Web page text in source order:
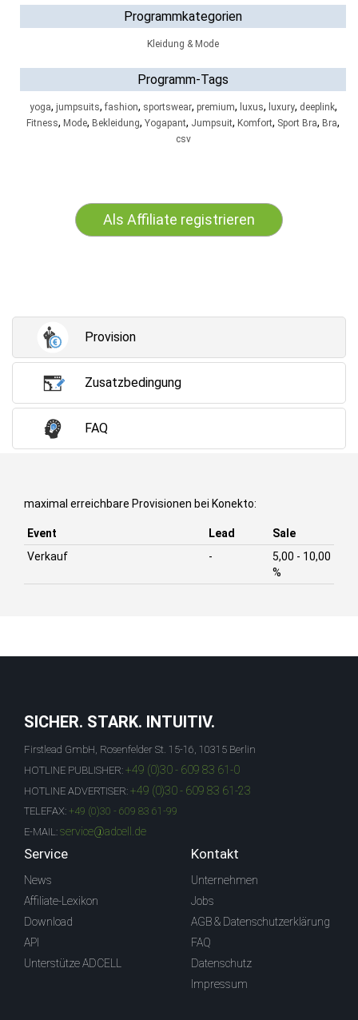
Programmkategorien
Kleidung & Mode
Programm-Tags
yoga, jumpsuits, fashion, sportswear, premium, luxus, luxury, deeplink,
Fitness, Mode, Bekleidung, Yogapant, Jumpsuit, Komfort, Sport Bra, Bra,
csv
Als Affiliate registrieren
Provision
Zusatzbedingung
FAQ
maximal erreichbare Provisionen bei Konekto:
Event Lead
Sale
Verkauf
-
5,00 - 10,00
%
SICHER. STARK. INTUITIV.
Firstlead GmbH, Rosenfelder St. 15-16, 10315 Berlin
HOTLINE PUBLISHER: +49 (0)30 - 609 83 61-0
HOTLINE ADVERTISER: +49 (0)30 - 609 83 61-23
TELEFAX: +49 (0)30 - 609 83 61-99
E-MAIL: service@adcell.de
Service
News
Affiliate-Lexikon
Download
API
Unterstütze ADCELL
Kontakt
Unternehmen
Jobs
AGB & Datenschutzerklärung
FAQ
Datenschutz
Impressum